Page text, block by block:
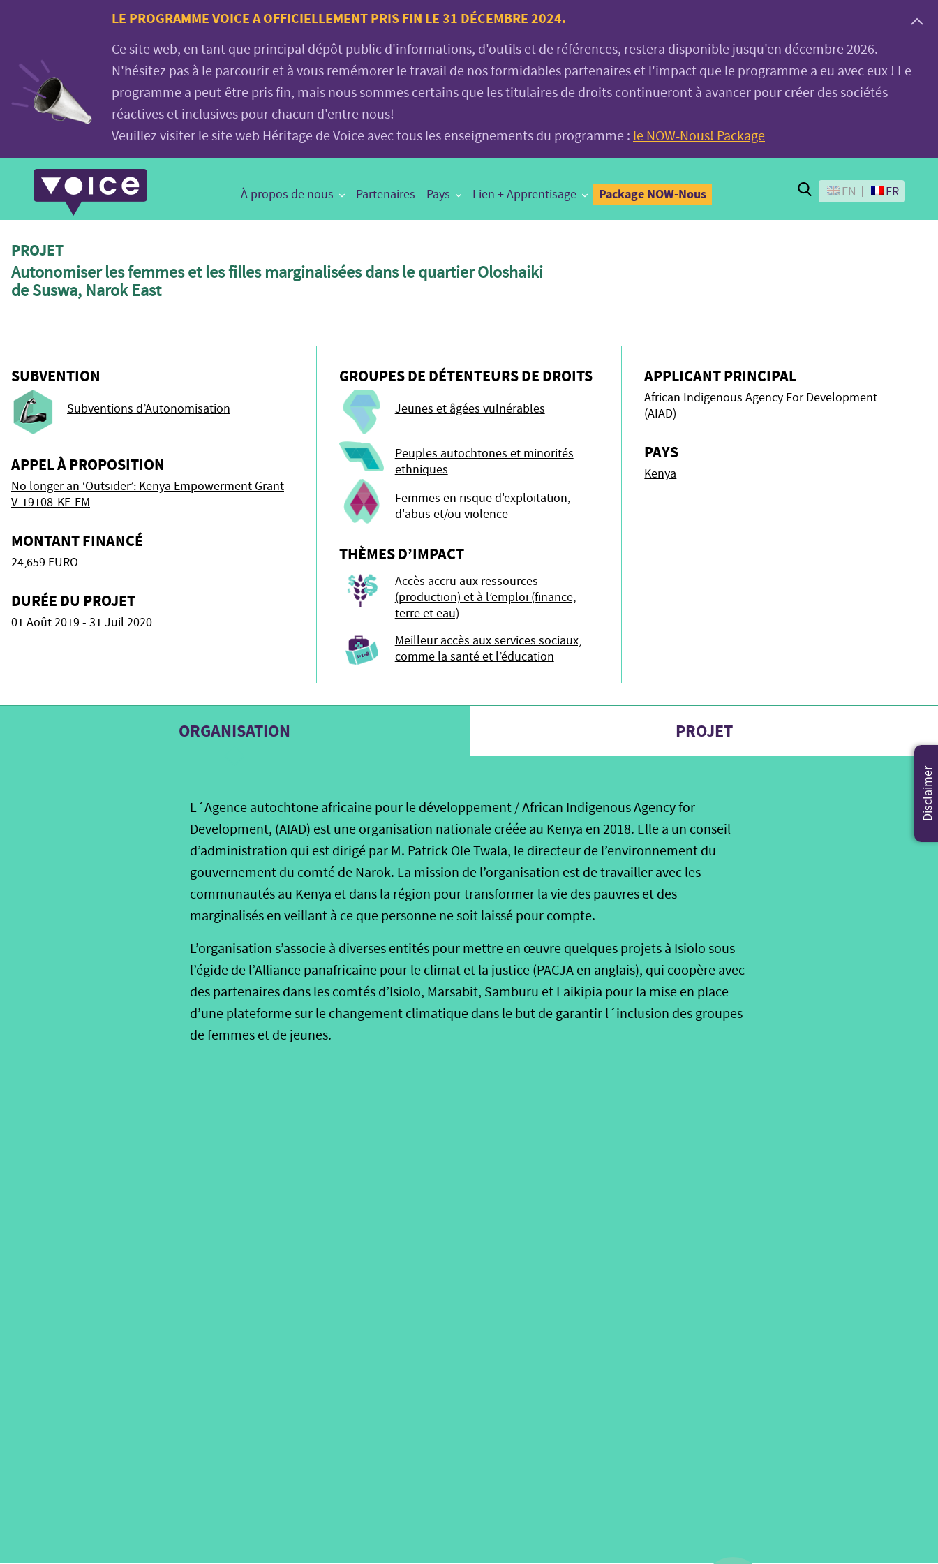
Voice.Global
website
LE PROGRAMME VOICE A OFFICIELLEMENT PRIS FIN LE 31 DÉCEMBRE 2024.
Ce site web, en tant que principal dépôt public d'informations, d'outils et de références, restera disponible jusqu'en décembre 2026.
N'hésitez pas à le parcourir et à vous remémorer le travail de nos formidables partenaires et l'impact que le programme a eu avec eux ! Le
programme a peut-être pris fin, mais nous sommes certains que les titulaires de droits continueront à avancer pour créer des sociétés
réactives et inclusives pour chacun d'entre nous!
Veuillez visiter le site web Héritage de Voice avec tous les enseignements du programme : le NOW-Nous! Package
Main
Navigation
À propos de nous Partenaires Pays Lien + Apprentisage Package NOW-Nous Search
EN FR
PROJET
Autonomiser les femmes et les filles marginalisées dans le quartier Oloshaiki
de Suswa, Narok East
SUBVENTION
Subventions d’Autonomisation
APPEL À PROPOSITION
No longer an ‘Outsider’: Kenya Empowerment Grant
V-19108-KE-EM
MONTANT FINANCÉ
24,659 EURO
DURÉE DU PROJET
01 Août 2019 - 31 Juil 2020
GROUPES DE DÉTENTEURS DE DROITS
Jeunes et âgées vulnérables
Peuples autochtones et minorités
ethniques
Femmes en risque d'exploitation,
d'abus et/ou violence
THÈMES D’IMPACT
Accès accru aux ressources
(production) et à l’emploi (finance,
terre et eau)
Meilleur accès aux services sociaux,
comme la santé et l’éducation
APPLICANT PRINCIPAL
African Indigenous Agency For Development
(AIAD)
PAYS
Kenya
ORGANISATION
L´Agence autochtone africaine pour le développement / African Indigenous Agency for
Development, (AIAD) est une organisation nationale créée au Kenya en 2018. Elle a un conseil
d’administration qui est dirigé par M. Patrick Ole Twala, le directeur de l’environnement du
gouvernement du comté de Narok. La mission de l’organisation est de travailler avec les
communautés au Kenya et dans la région pour transformer la vie des pauvres et des
marginalisés en veillant à ce que personne ne soit laissé pour compte.
L’organisation s’associe à diverses entités pour mettre en œuvre quelques projets à Isiolo sous
l’égide de l’Alliance panafricaine pour le climat et la justice (PACJA en anglais), qui coopère avec
des partenaires dans les comtés d’Isiolo, Marsabit, Samburu et Laikipia pour la mise en place
d’une plateforme sur le changement climatique dans le but de garantir l´inclusion des groupes
de femmes et de jeunes.
PROJET
Disclaimer